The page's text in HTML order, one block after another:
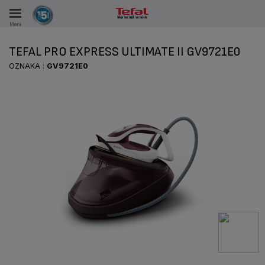
Meni
TOKOM 15 GODINA
TEFAL PRO EXPRESS ULTIMATE II GV9721E0
OZNAKA : GV9721E0